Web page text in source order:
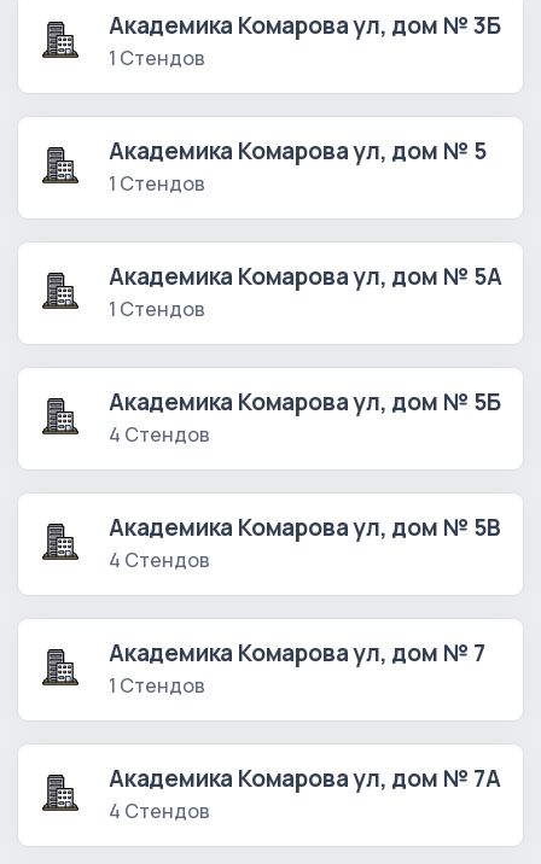
Академика Комарова ул, дом № 3Б
1 Стендов
Академика Комарова ул, дом № 5
1 Стендов
Академика Комарова ул, дом № 5А
1 Стендов
Академика Комарова ул, дом № 5Б
4 Стендов
Академика Комарова ул, дом № 5В
4 Стендов
Академика Комарова ул, дом № 7
1 Стендов
Академика Комарова ул, дом № 7А
4 Стендов